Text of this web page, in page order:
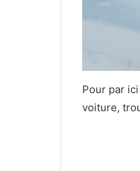
Pour par
voiture,